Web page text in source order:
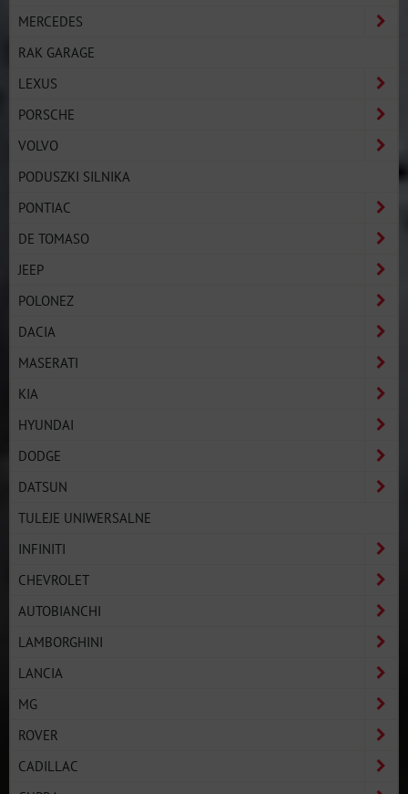
MERCEDES
RAK GARAGE
LEXUS
PORSCHE
VOLVO
PODUSZKI SILNIKA
PONTIAC
DE TOMASO
JEEP
POLONEZ
DACIA
MASERATI
KIA
HYUNDAI
DODGE
DATSUN
TULEJE UNIWERSALNE
INFINITI
CHEVROLET
AUTOBIANCHI
LAMBORGHINI
LANCIA
MG
ROVER
CADILLAC